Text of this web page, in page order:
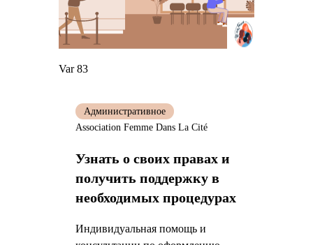
Var 83
Узнать о своих правах и
получить поддержку в
необходимых процедурах
Индивидуальная помощь и
Административное
Association Femme Dans La Cité